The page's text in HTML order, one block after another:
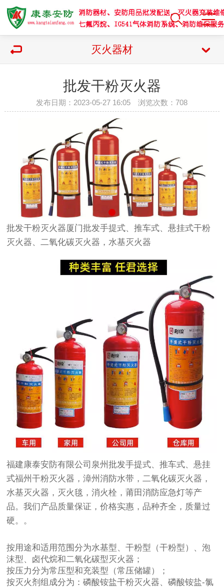
灭火器材
批发干粉灭火器
发布日期：2023-05-27 16:05 浏览次数：708
批发干粉灭火器厦门批发手提式、推车式、悬挂式干粉
灭火器、二氧化碳灭火器，水基灭火器
福建康泰安防有限公司泉州批发手提式、推车式、悬挂
式福州干粉灭火器，漳州消防水带，二氧化碳灭火器，
水基灭火器，灭火毯，消火栓，莆田消防应急灯等产
品。我们产品质量保证，价格实惠，品种齐全，质量过
硬。。
按用途和适用范围分为水基型、干粉型（干粉型）、泡
沫型、卤代烷和二氧化碳型灭火器；
按压力分为常压型和充装型（常压储罐）；
按灭火剂组成分为：磷酸铵盐干粉灭火器、磷酸铵盐-氯